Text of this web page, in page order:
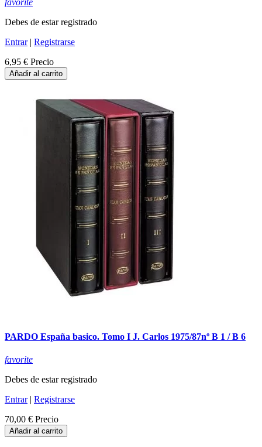
Debes de estar registrado
Entrar| Registrarse
6,95 € Precio
Añadir al carrito
PARDO España basico. Tomo I J. Carlos 1975/87nº B 1 / B 6
favorite
Debes de estar registrado
Entrar| Registrarse
70,00 € Precio
Añadir al carrito